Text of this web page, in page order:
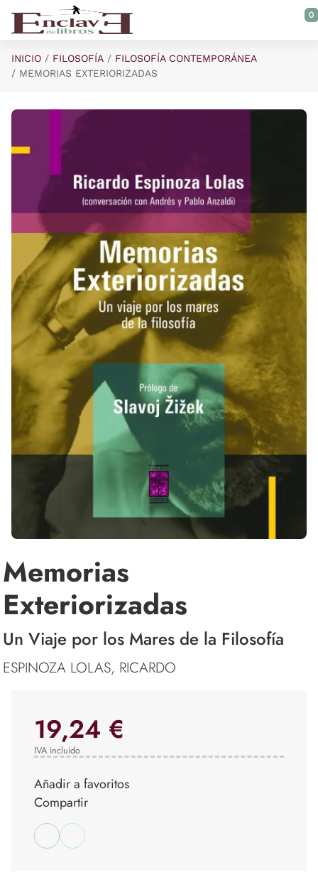
Saltar al contenido principal
0
INICIO FILOSOFÍA
FILOSOFÍA CONTEMPORÁNEA
MEMORIAS EXTERIORIZADAS
Memorias
Exteriorizadas
Un Viaje por los Mares de la Filosofía
ESPINOZA LOLAS, RICARDO
19,24 €
IVA incluido
Añadir a favoritos
Compartir